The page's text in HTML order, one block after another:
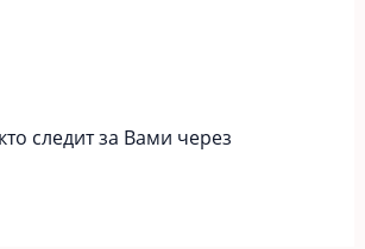
следит за Вами через